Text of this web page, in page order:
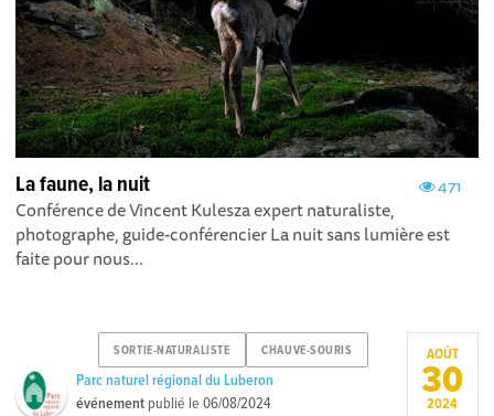
471
La faune, la nuit
Conférence de Vincent Kulesza expert naturaliste,
photographe, guide-conférencier La nuit sans lumière est
faite pour nous...
SORTIE-NATURALISTE CHAUVE-SOURIS
Parc naturel régional du Luberon
événement publié le06/08/2024
AOÛT
30
2024